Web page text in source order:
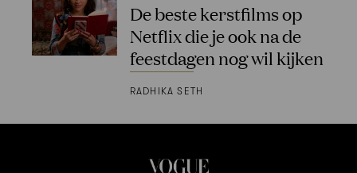
De beste kerstfilms op
Netflix die je ook na de
feestdagen nog wil kijken
RADHIKA SETH